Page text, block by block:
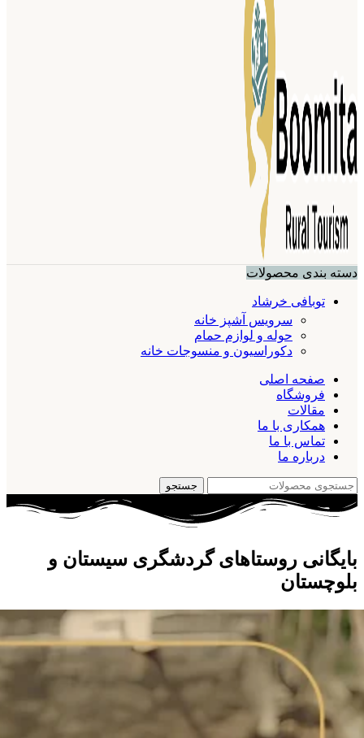
دسته بندی محصولات
توبافی خرشاد
سرویس آشپز خانه
حوله و لوازم حمام
دکوراسیون و منسوجات خانه
صفحه اصلی
فروشگاه
مقالات
همکاری با ما
تماس با ما
درباره ما
جستجو
بایگانی روستاهای گردشگری سیستان و
بلوچستان